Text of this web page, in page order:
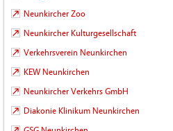
Neunkircher Zoo
Neunkircher Kulturgesellschaft
Verkehrsverein Neunkirchen
KEW Neunkirchen
Neunkircher Verkehrs GmbH
Diakonie Klinikum Neunkirchen